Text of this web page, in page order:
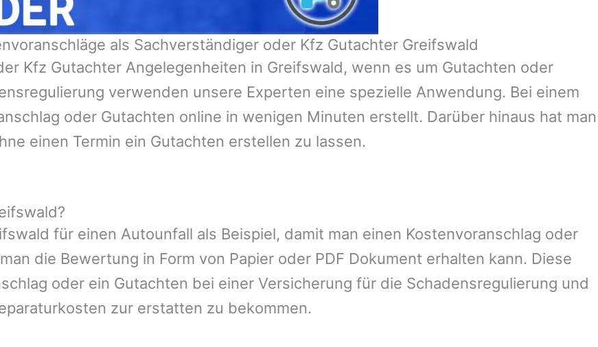
als Sachverständiger oder Kfz Gutachter Greifswald
Kfz Gutachter Angelegenheiten in Greifswald, wenn es um Gutachten oder
verwenden unsere Experten eine spezielle Anwendung. Bei einem
oder Gutachten online in wenigen Minuten erstellt. Darüber hinaus hat man
einen Termin ein Gutachten erstellen zu lassen.
für einen Autounfall als Beispiel, damit man einen Kostenvoranschlag oder
die Bewertung in Form von Papier oder PDF Dokument erhalten kann. Diese
oder ein Gutachten bei einer Versicherung für die Schadensregulierung und
zur erstatten zu bekommen.